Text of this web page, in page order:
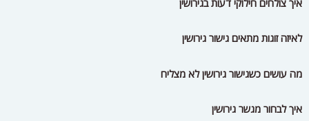
לאיזה זוגות מתאים גישור גירושין
מה עושים כשגישור גירושין לא מצליח
איך לבחור מגשר גירושין